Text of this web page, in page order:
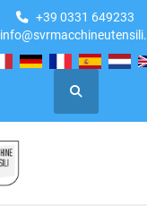
+39 0331 649233
Cerca